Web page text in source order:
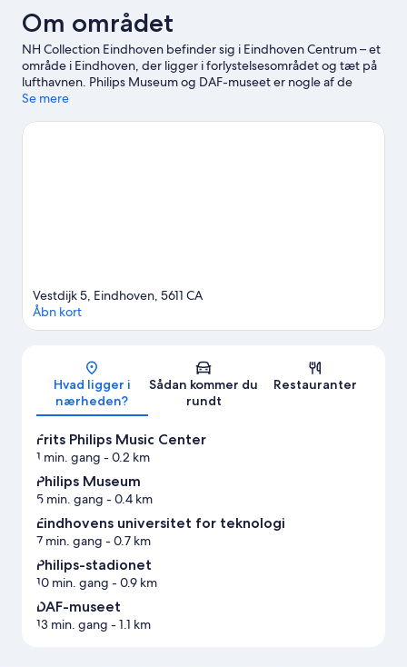
Om området
NH Collection Eindhoven befinder sig i Eindhoven Centrum – et
område i Eindhoven, der ligger i forlystelsesområdet og tæt på
lufthavnen. Philips Museum og DAF-museet er nogle af de
kulturelle højdepunkter i området, mens Evoluon er en anden
arrangement eller en sportsbegivenhed under din tur? Så kig
Se mere
Kort
Vestdijk 5, Eindhoven, 5611 CA
Åbn kort
Hvad ligger i
nærheden?
Sådan kommer du
rundt
Restauranter
Frits Philips Music Center
1 min. gang - 0.2 km
Philips Museum
5 min. gang - 0.4 km
Eindhovens universitet for teknologi
7 min. gang - 0.7 km
Philips-stadionet
10 min. gang - 0.9 km
DAF-museet
13 min. gang - 1.1 km